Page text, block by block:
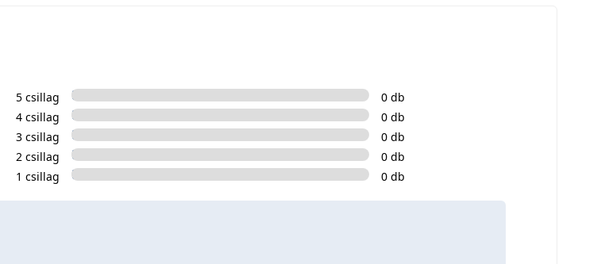
5 csillag
0 db
4 csillag
0 db
3 csillag
0 db
2 csillag
0 db
1 csillag
0 db